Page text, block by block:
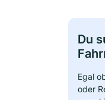
Du
Egal
oder